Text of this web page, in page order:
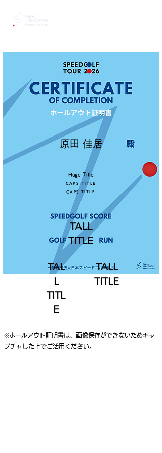
CAPS TITLE
TALL
TITLE
TALL
TITLE
原田 佳居
CAPS TITLE
Huge Title
TAL
L
TITL
E
※ホールアウト証明書は、画像保存ができないためキャ
プチャした上でご活用ください。